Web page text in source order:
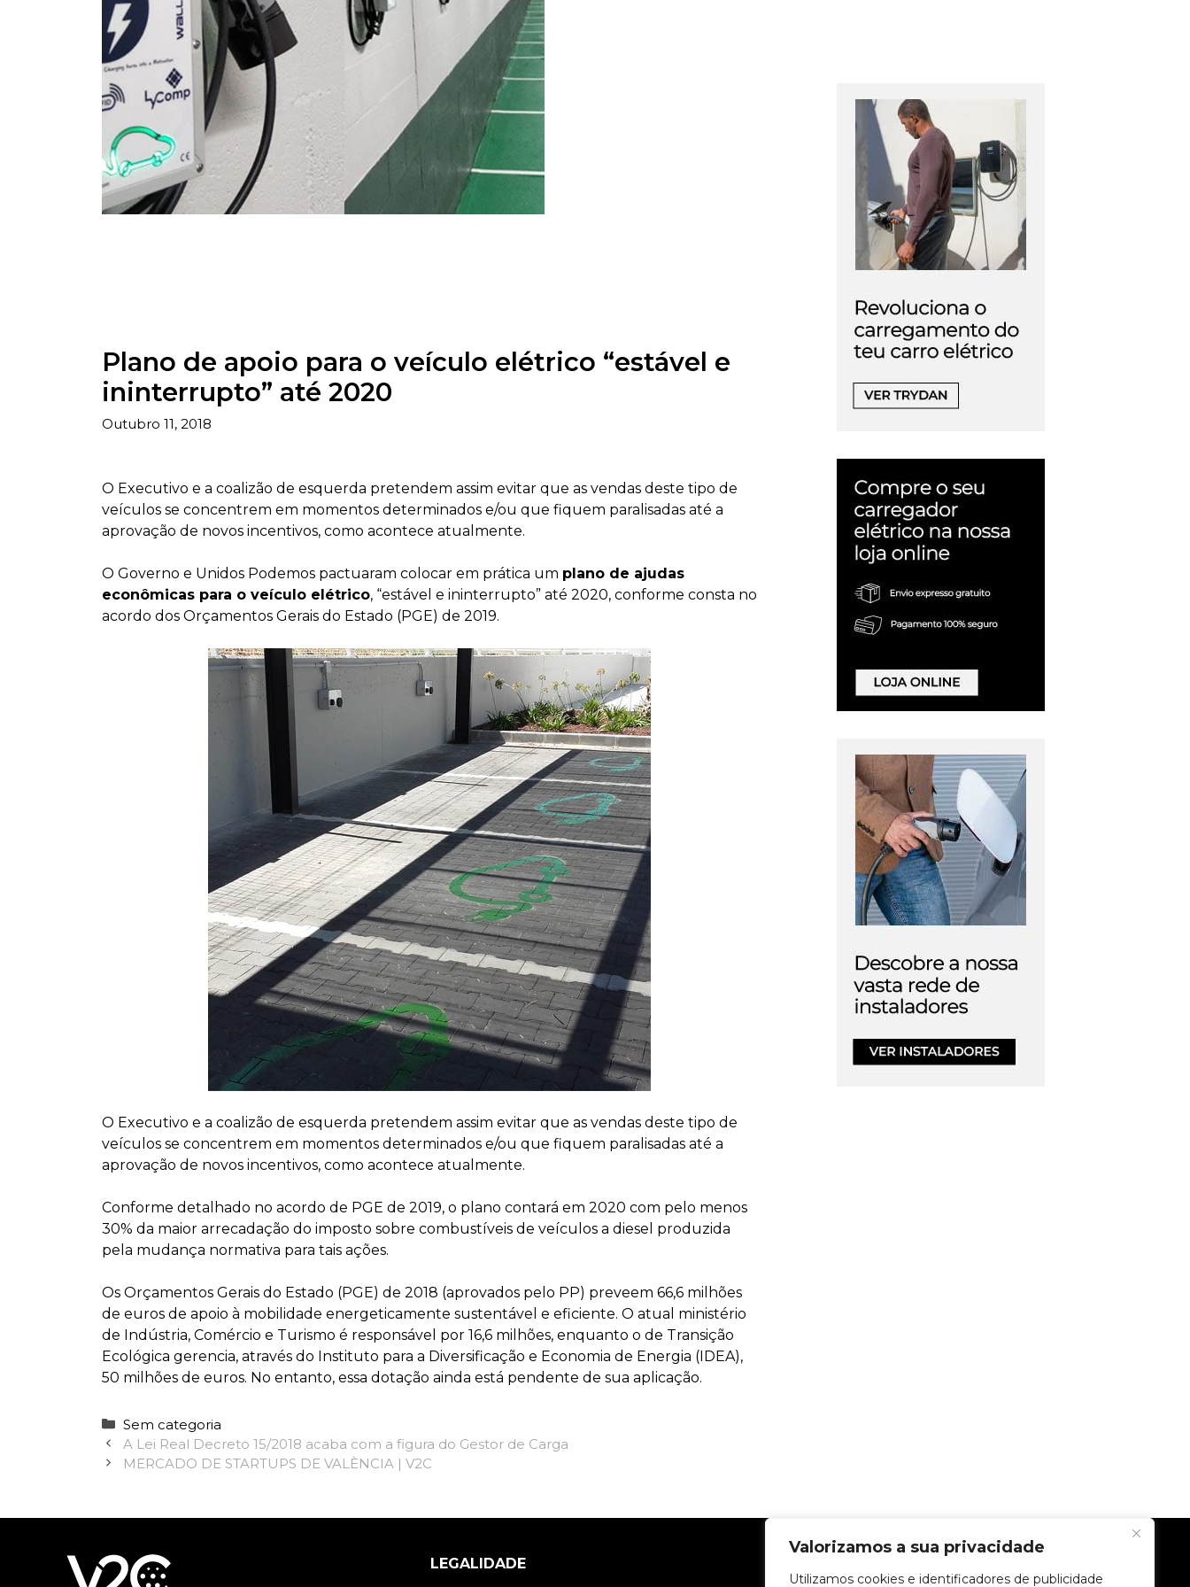
Valorizamos a sua privacidade
Utilizamos cookies e identificadores de publicidade
Plano de apoio para o veículo elétrico “estável e
ininterrupto” até 2020
Outubro 11, 2018
O Executivo e a coalizão de esquerda pretendem assim evitar que as vendas deste tipo de
veículos se concentrem em momentos determinados e/ou que fiquem paralisadas até a
aprovação de novos incentivos, como acontece atualmente.
O Governo e Unidos Podemos pactuaram colocar em prática um plano de ajudas
econômicas para o veículo elétrico, “estável e ininterrupto” até 2020, conforme consta no
acordo dos Orçamentos Gerais do Estado (PGE) de 2019.
O Executivo e a coalizão de esquerda pretendem assim evitar que as vendas deste tipo de
veículos se concentrem em momentos determinados e/ou que fiquem paralisadas até a
aprovação de novos incentivos, como acontece atualmente.
Conforme detalhado no acordo de PGE de 2019, o plano contará em 2020 com pelo menos
30% da maior arrecadação do imposto sobre combustíveis de veículos a diesel produzida
pela mudança normativa para tais ações.
Os Orçamentos Gerais do Estado (PGE) de 2018 (aprovados pelo PP) preveem 66,6 milhões
de euros de apoio à mobilidade energeticamente sustentável e eficiente. O atual ministério
de Indústria, Comércio e Turismo é responsável por 16,6 milhões, enquanto o de Transição
Ecológica gerencia, através do Instituto para a Diversificação e Economia de Energia (IDEA),
50 milhões de euros. No entanto, essa dotação ainda está pendente de sua aplicação.
Categorias
Sem categoria
A Lei Real Decreto 15/2018 acaba com a figura do Gestor de Carga
MERCADO DE STARTUPS DE VALÈNCIA | V2C
LEGALIDADE